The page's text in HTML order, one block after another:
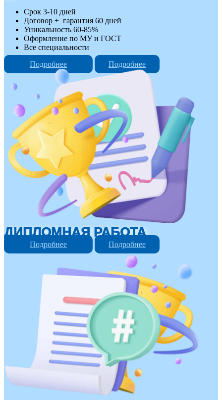
Срок 3-10 дней
Договор + гарантия 60 дней
Уникальность 60-85%
Оформление по МУ и ГОСТ
Все специальности
Подробнее
Подробнее
ДИПЛОМНАЯ РАБОТА
Подробнее Подробнее